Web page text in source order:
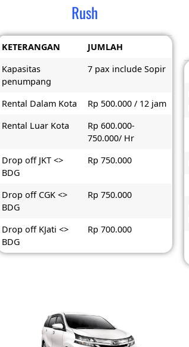
Rush
KETERANGAN
JUMLAH
Kapasitas
penumpang
7 pax include Sopir
Rental Dalam Kota
Rp 500.000 / 12 jam
Rental Luar Kota
Rp 600.000-
750.000/ Hr
Drop off JKT <>
BDG
Rp 750.000
Drop off CGK <>
BDG
Rp 750.000
Drop off KJati <>
BDG
Rp 700.000